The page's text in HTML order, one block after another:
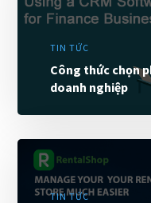
TIN TỨC
Công thức chọn
doanh nghiệp
TIN TỨC